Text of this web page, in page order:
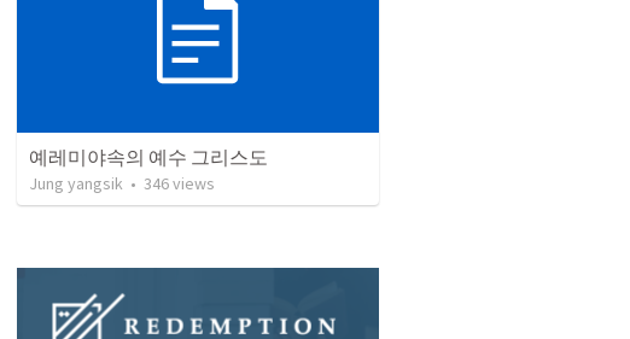
예레미야속의 예수 그리스도
Jung yangsik • 346views